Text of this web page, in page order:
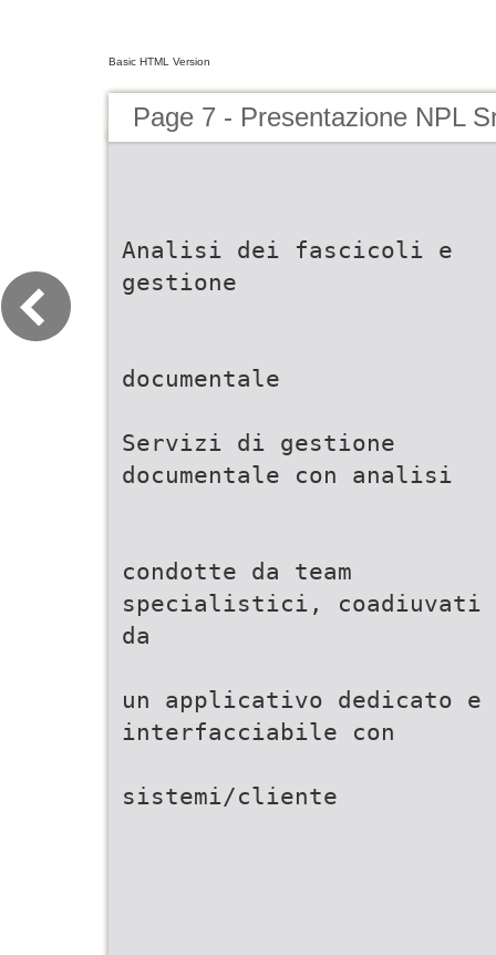
Basic HTML Version
Page 7 - Presentazione NPL
Analisi dei fascicoli e
gestione
documentale
Servizi di gestione
documentale con analisi
condotte da team
specialistici, coadiuvati
da
un applicativo dedicato e
interfacciabile con
sistemi/cliente